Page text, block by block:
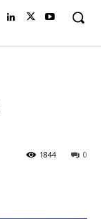
0
1844